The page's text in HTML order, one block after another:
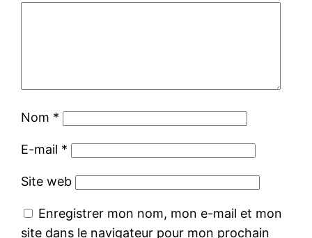
Nom *
E-mail *
Site web
Enregistrer mon nom, mon e-mail et mon
site dans le navigateur pour mon prochain